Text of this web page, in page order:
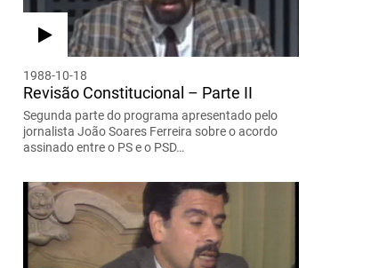
1988-10-18
Revisão Constitucional – Parte II
Segunda parte do programa apresentado pelo
jornalista João Soares Ferreira sobre o acordo
assinado entre o PS e o PSD…